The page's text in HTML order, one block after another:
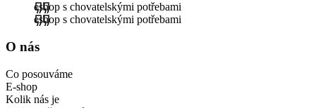
eshop s chovatelskými potřebami
eshop s chovatelskými potřebami
O nás
Co posouváme
E-shop
Kolik nás je